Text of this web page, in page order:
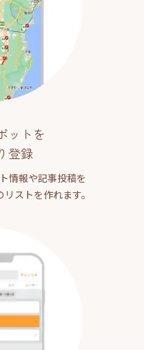
ットを
登録
情報や記事投稿を
ストを作れます。